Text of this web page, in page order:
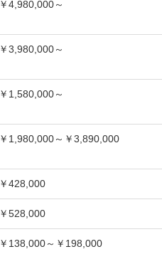
￥4,980,000～
￥3,980,000～
￥1,580,000～
￥1,980,000～￥3,890,000
￥428,000
￥528,000
￥138,000～￥198,000